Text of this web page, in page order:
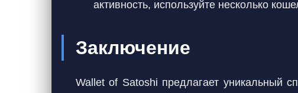
активность, используйте несколько
Заключение
Wallet of Satoshi предлагает уникальный